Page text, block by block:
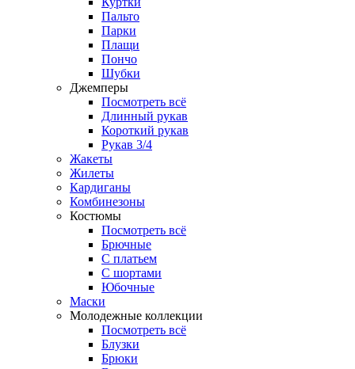
Пальто
Парки
Плащи
Пончо
Шубки
Джемперы
Посмотреть всё
Длинный рукав
Короткий рукав
Рукав 3/4
Жакеты
Жилеты
Кардиганы
Комбинезоны
Костюмы
Посмотреть всё
Брючные
С платьем
С шортами
Юбочные
Маски
Молодежные коллекции
Посмотреть всё
Блузки
Брюки